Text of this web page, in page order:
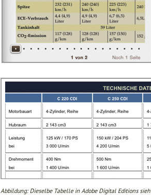
Abbildung: Dieselbe Tabelle in Adobe Digital Editions